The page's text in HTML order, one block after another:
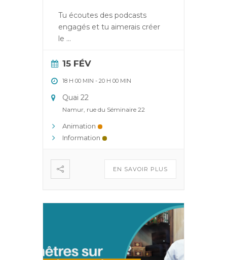
Tu écoutes des podcasts
engagés et tu aimerais créer
le ...
15 FÉV
18 H 00 MIN - 20 H 00 MIN
Quai 22
Namur, rue du Séminaire 22
Animation
Information
EN SAVOIR PLUS